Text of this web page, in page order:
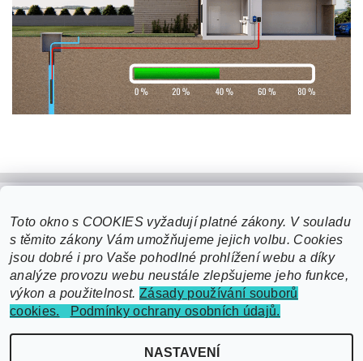
EcoSmart čerpací technika - domácí vodárny, čerpadla, posilovací
Toto okno s COOKIES vyžadují platné zákony. V souladu
s těmito zákony Vám umožňujeme jejich volbu. Cookies
jsou dobré i pro Vaše pohodlné prohlížení webu a díky
analýze provozu webu neustále zlepšujeme jeho funkce,
výkon a použitelnost. Zásady používání souborů
cookies.
Podmínky ochrany osobních údajů.
NASTAVENÍ